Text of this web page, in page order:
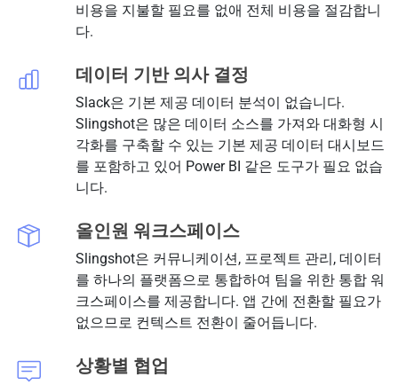
비용을 지불할 필요를 없애 전체 비용을 절감합니
다.
데이터 기반 의사 결정
Slack은 기본 제공 데이터 분석이 없습니다.
Slingshot은 많은 데이터 소스를 가져와 대화형 시
각화를 구축할 수 있는 기본 제공 데이터 대시보드
를 포함하고 있어 Power BI 같은 도구가 필요 없습
니다.
올인원 워크스페이스
Slingshot은 커뮤니케이션, 프로젝트 관리, 데이터
를 하나의 플랫폼으로 통합하여 팀을 위한 통합 워
크스페이스를 제공합니다. 앱 간에 전환할 필요가
없으므로 컨텍스트 전환이 줄어듭니다.
상황별 협업